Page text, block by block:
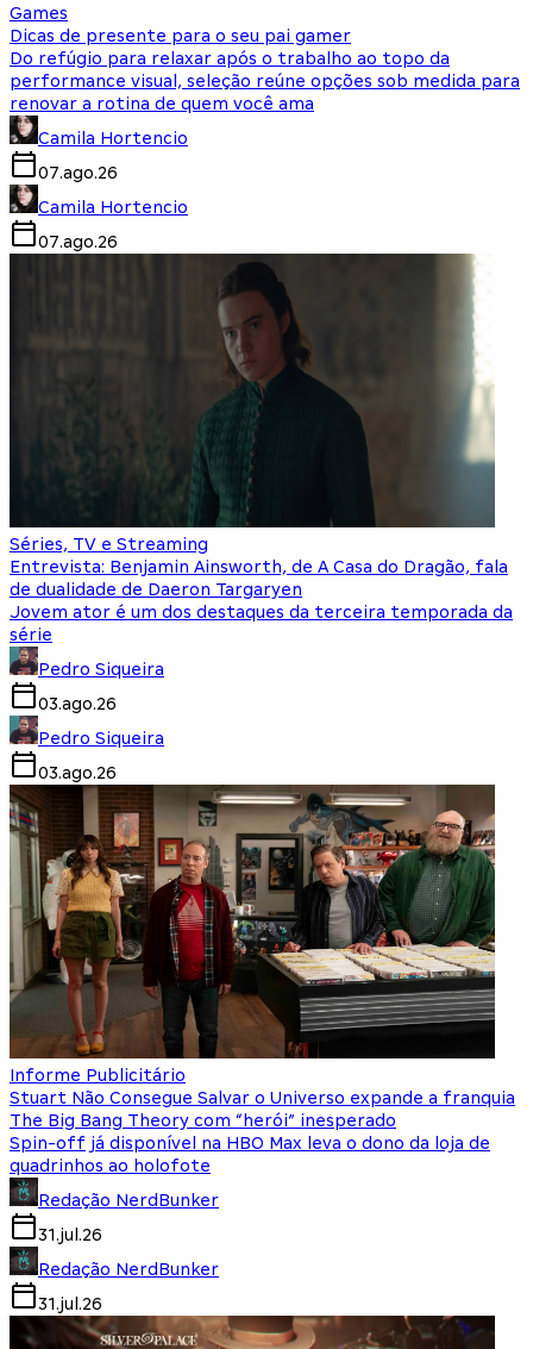
Games
Dicas de presente para o seu pai gamer
Do refúgio para relaxar após o trabalho ao topo da
performance visual, seleção reúne opções sob medida para
renovar a rotina de quem você ama
Camila Hortencio
07.ago.26
Camila Hortencio
07.ago.26
Séries, TV e Streaming
Entrevista: Benjamin Ainsworth, de A Casa do Dragão, fala
de dualidade de Daeron Targaryen
Jovem ator é um dos destaques da terceira temporada da
série
Pedro Siqueira
03.ago.26
Pedro Siqueira
03.ago.26
Informe Publicitário
Stuart Não Consegue Salvar o Universo expande a franquia
The Big Bang Theory com “herói” inesperado
Spin-off já disponível na HBO Max leva o dono da loja de
quadrinhos ao holofote
Redação NerdBunker
31.jul.26
Redação NerdBunker
31.jul.26